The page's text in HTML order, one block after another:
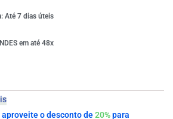
Até 7 dias úteis
em até 48x
o desconto de20%para